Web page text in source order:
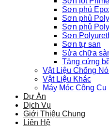
Sơn phủ
Sơn phủ
Sơn phủ
Sơn
Sơn tự san
Sửa chữa
Tăng cứng
Vật Liệu Chống
Vật Liệu Khác
Máy Móc Công Cụ
Dự Án
Dịch Vụ
Giới Thiệu Chung
Liên Hệ